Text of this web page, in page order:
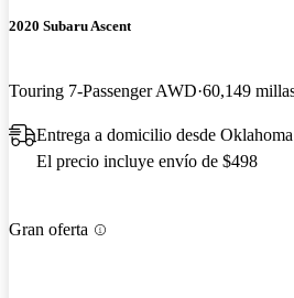
2020 Subaru Ascent
Touring 7-Passenger AWD 60,149
Entrega a domicilio desde
El precio incluye envío de $498
Gran oferta